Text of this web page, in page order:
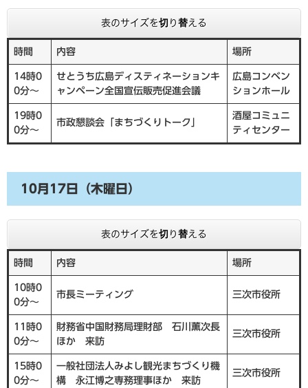
表のサイズを切り替える
時間 内容 場所
14時0
0分～
せとうち広島ディスティネーションキ
ャンペーン全国宣伝販売促進会議
広島コンベン
ションホール
19時0
0分～
市政懇談会「まちづくりトーク」
酒屋コミュニ
ティセンター
10月17日（木曜日）
表のサイズを切り替える
時間 内容 場所
10時0
0分～
市長ミーティング 三次市役所
11時0
0分～
財務省中国財務局理財部 石川薫次長
ほか 来訪
三次市役所
15時0
0分～
一般社団法人みよし観光まちづくり機
構 永江博之専務理事ほか 来訪
三次市役所